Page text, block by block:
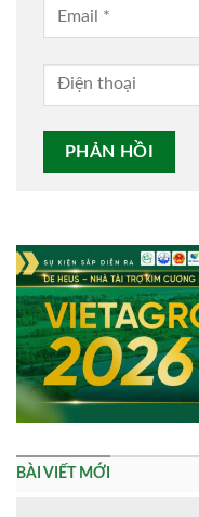
BÀI VIẾT MỚI